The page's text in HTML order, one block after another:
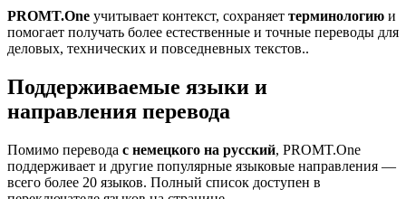
PROMT.One учитывает контекст, сохраняет терминологию и
помогает получать более естественные и точные переводы для
деловых, технических и повседневных текстов..
Поддерживаемые языки и
направления перевода
Помимо перевода с немецкого на русский, PROMT.One
поддерживает и другие популярные языковые направления —
всего более 20 языков. Полный список доступен в